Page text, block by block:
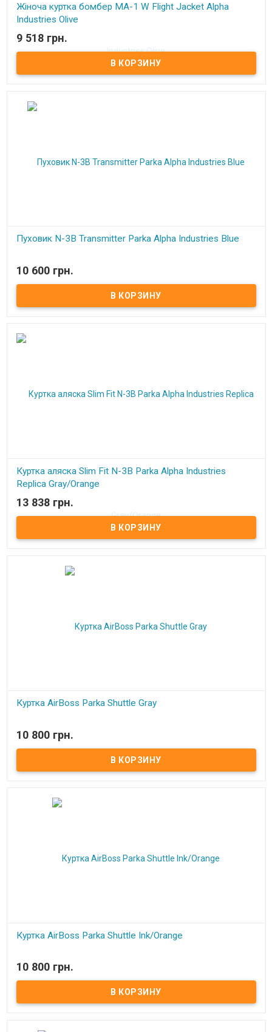
Жіноча куртка бомбер MA-1 W Flight Jacket Alpha
Industries Olive
В наличии
9 518 грн.
Пуховик N-3B Transmitter Parka Alpha Industries Blue
10 600 грн.
Куртка аляска Slim Fit N-3B Parka Alpha Industries
Replica Gray/Orange
В наличии
13 838 грн.
Куртка AirBoss Parka Shuttle Gray
10 800 грн.
Куртка AirBoss Parka Shuttle Ink/Orange
10 800 грн.